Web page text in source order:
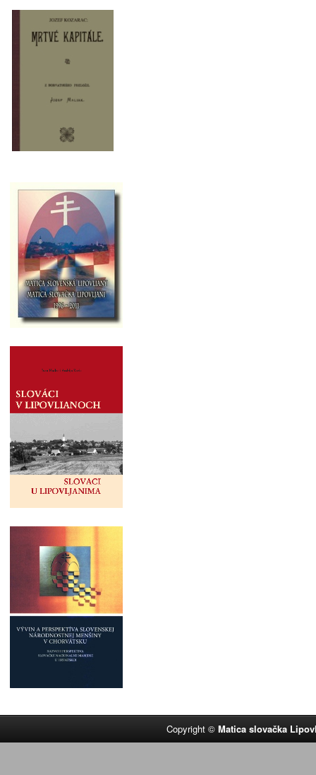
Copyright ©Matica slovačka